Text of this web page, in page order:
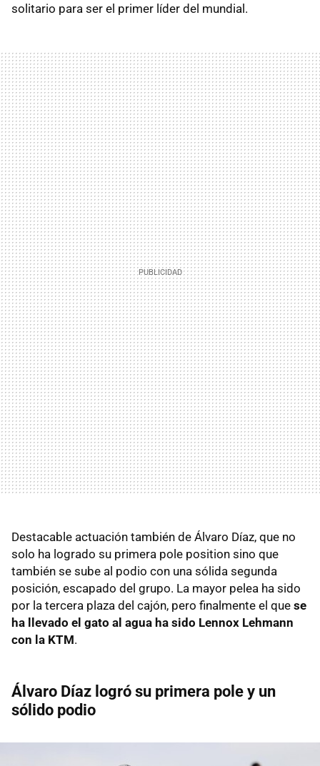
solitario para ser el primer líder del mundial.
Destacable actuación también de Álvaro Díaz, que no
solo ha logrado su primera pole position sino que
también se sube al podio con una sólida segunda
posición, escapado del grupo. La mayor pelea ha sido
por la tercera plaza del cajón, pero finalmente el que se
ha llevado el gato al agua ha sido Lennox Lehmann
con la KTM.
Álvaro Díaz logró su primera pole y un
sólido podio